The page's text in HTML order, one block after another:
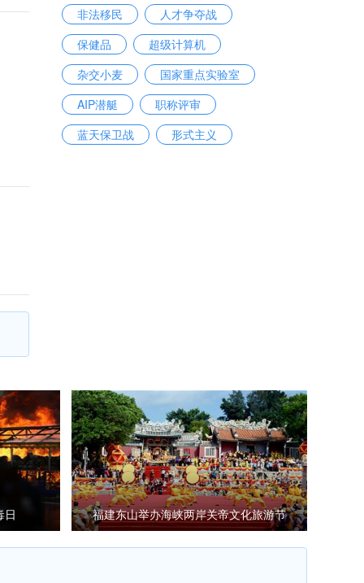
非法移民
人才争夺战
保健品
超级计算机
杂交小麦
国家重点实验室
AIP潜艇
职称评审
蓝天保卫战
形式主义
日 福建东山举办海峡两岸关帝文化旅游节